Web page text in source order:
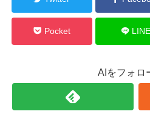
Pocket LINE
AIをフォロ